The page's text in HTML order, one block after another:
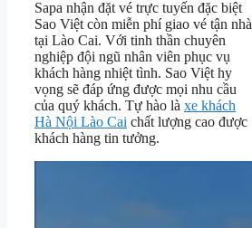
Sapa nhận đặt vé trực tuyến đặc biệt
Sao Việt còn miễn phí giao vé tận nhà
tại Lào Cai. Với tinh thần chuyên
nghiệp đội ngũ nhân viên phục vụ
khách hàng nhiệt tình. Sao Việt hy
vọng sẽ đáp ứng được mọi nhu cầu
của quý khách. Tự hào là xe khách
Hà Nội Lào Cai chất lượng cao được
khách hàng tin tưởng.